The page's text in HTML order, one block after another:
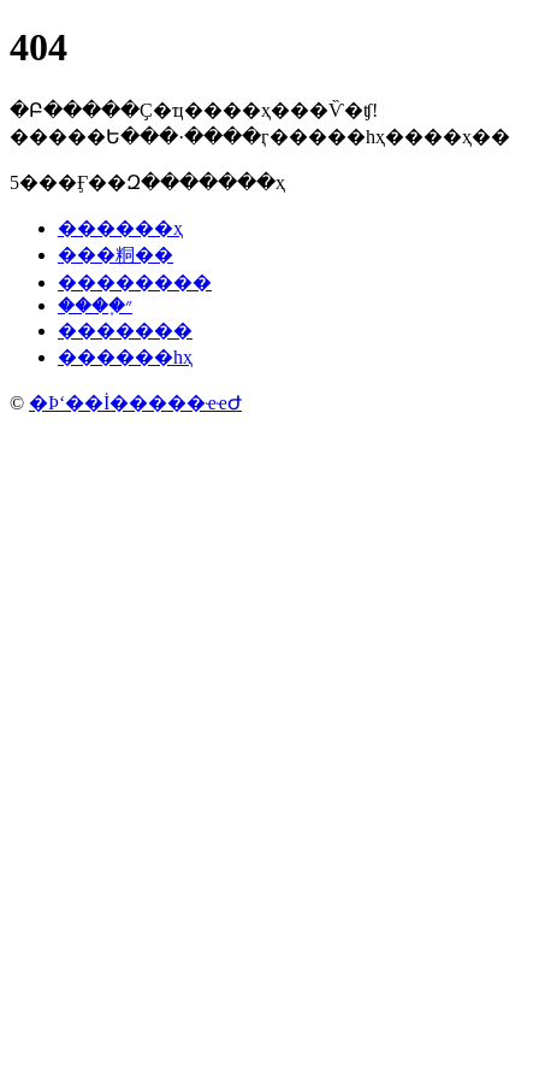
404
�Բ�����Ҫ�ҵ����ҳ���Ѷ�ʧ!
�����Ե���·����ӷ�����һҳ����ҳ��
5���Ӻ��Զ�������ҳ
������ҳ
���粡��
��������
����֢״
�������
������һҳ
© �Ϸʻ��İ�����ҽҽԺ